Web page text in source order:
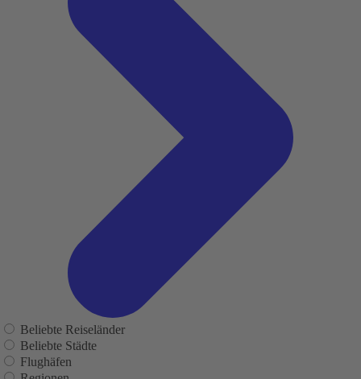
Beliebte Reiseländer
Beliebte Städte
Flughäfen